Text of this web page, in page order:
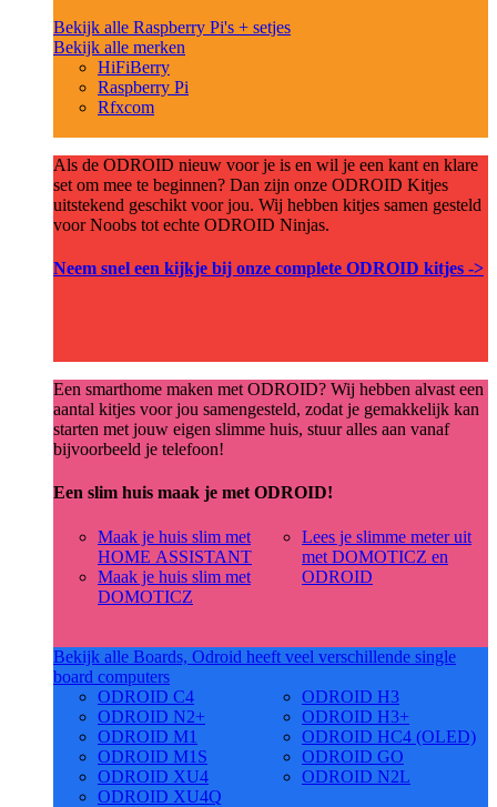
Bekijk alle Raspberry Pi's + setjes
Bekijk alle merken
HiFiBerry
Raspberry Pi
Rfxcom
Als de ODROID nieuw voor je is en wil je een kant en klare
set om mee te beginnen? Dan zijn onze ODROID Kitjes
uitstekend geschikt voor jou. Wij hebben kitjes samen gesteld
voor Noobs tot echte ODROID Ninjas.
Neem snel een kijkje bij onze complete ODROID kitjes ->
Een smarthome maken met ODROID? Wij hebben alvast een
aantal kitjes voor jou samengesteld, zodat je gemakkelijk kan
starten met jouw eigen slimme huis, stuur alles aan vanaf
bijvoorbeeld je telefoon!
Een slim huis maak je met ODROID!
Maak je huis slim met
HOME ASSISTANT
Maak je huis slim met
DOMOTICZ
Lees je slimme meter uit
met DOMOTICZ en
ODROID
Bekijk alle Boards, Odroid heeft veel verschillende single
board computers
ODROID C4
ODROID N2+
ODROID M1
ODROID M1S
ODROID XU4
ODROID XU4Q
ODROID H3
ODROID H3+
ODROID HC4 (OLED)
ODROID GO
ODROID N2L